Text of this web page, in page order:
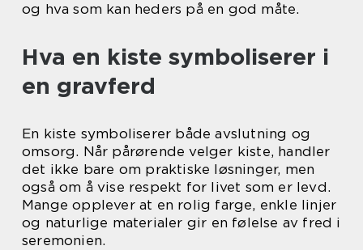
og hva som kan heders på en god måte.
Hva en kiste symboliserer i
en gravferd
En kiste symboliserer både avslutning og
omsorg. Når pårørende velger kiste, handler
det ikke bare om praktiske løsninger, men
også om å vise respekt for livet som er levd.
Mange opplever at en rolig farge, enkle linjer
og naturlige materialer gir en følelse av fred i
seremonien.